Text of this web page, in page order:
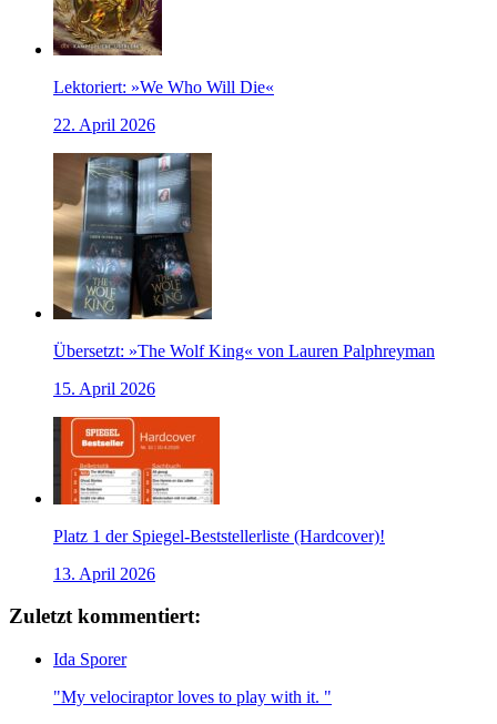
Lektoriert: »We Who Will Die«
22. April 2026
Übersetzt: »The Wolf King« von Lauren Palphreyman
15. April 2026
Platz 1 der Spiegel-Beststellerliste (Hardcover)!
13. April 2026
Zuletzt kommentiert:
Ida Sporer
"My velociraptor loves to play with it. "